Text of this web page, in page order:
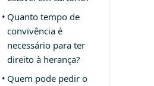
Quanto tempo de
convivência é
necessário para ter
direito à herança?
Quem pode pedir o